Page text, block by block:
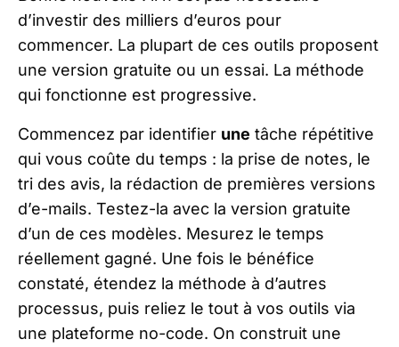
d’investir des milliers d’euros pour
commencer. La plupart de ces outils proposent
une version gratuite ou un essai. La méthode
qui fonctionne est progressive.
Commencez par identifier une tâche répétitive
qui vous coûte du temps : la prise de notes, le
tri des avis, la rédaction de premières versions
d’e-mails. Testez-la avec la version gratuite
d’un de ces modèles. Mesurez le temps
réellement gagné. Une fois le bénéfice
constaté, étendez la méthode à d’autres
processus, puis reliez le tout à vos outils via
une plateforme no-code. On construit une